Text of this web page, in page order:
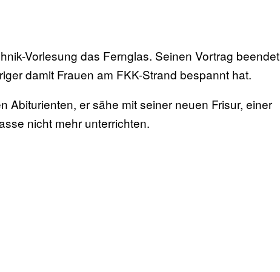
Vorlesung das Fernglas. Seinen Vortrag beendet
damit Frauen am FKK-Strand bespannt hat.
Abiturienten, er sähe mit seiner neuen Frisur, einer
nicht mehr unterrichten.